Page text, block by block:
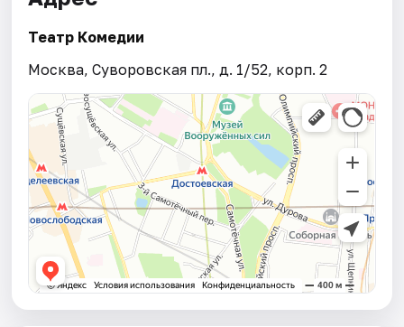
Театр Комедии
Москва, Суворовская пл., д. 1/52, корп. 2